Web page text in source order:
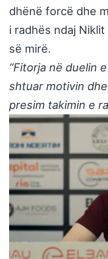
dhënë forcë dhe
i radhës ndaj
së mirë.
“Fitorja në duelin
shtuar motivin
presim takimin e